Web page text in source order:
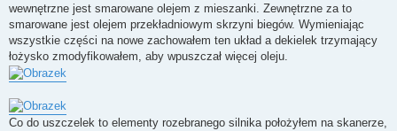
wewnętrzne jest smarowane olejem z mieszanki. Zewnętrzne za to
smarowane jest olejem przekładniowym skrzyni biegów. Wymieniając
wszystkie części na nowe zachowałem ten układ a dekielek trzymający
łożysko zmodyfikowałem, aby wpuszczał więcej oleju.
Co do uszczelek to elementy rozebranego silnika położyłem na skanerze,